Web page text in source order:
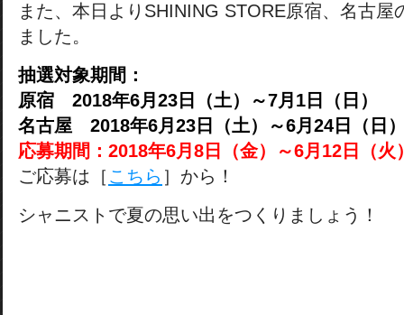
また、本日よりSHINING STORE原宿、名古屋
ました。
抽選対象期間：
原宿 2018年6月23日（土）～7月1日（日）
名古屋 2018年6月23日（土）～6月24日（日
応募期間：2018年6月8日（金）～6月12日（火
ご応募は［ こちら ］から！
シャニストで夏の思い出をつくりましょう！